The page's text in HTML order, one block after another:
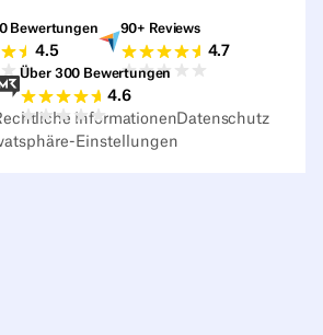
G2-Bewertungen
Bewertungen
4.5
Capterra-
90+ Reviews
4.7
Sourceforge-Bewertungen
Über 300 Bewertungen
4.6
Informationen Datenschutz
Einstellungen